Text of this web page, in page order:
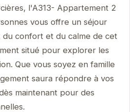
l'A313- Appartement 2
vous offre un séjour
du confort et du calme de cet
situé pour explorer les
Que vous soyez en famille
saura répondre à vos
maintenant pour des